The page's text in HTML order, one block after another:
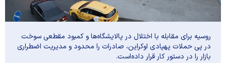
روسیه برای مقابله با اختلال در پالایشگاه‌ها و کمبود مقطعی سوخت
در پی حملات پهپادی اوکراین، صادرات را محدود و مدیریت اضطراری
بازار را در دستور کار قرار داده‌است.